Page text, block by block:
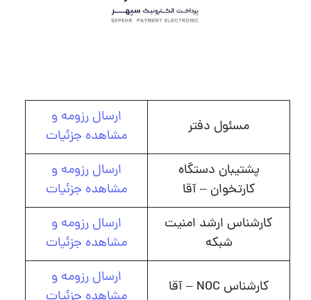
مسئول دفتر
ارسال رزومه و
مشاهده جزئیات
پشتیبان دستگاه
کارتخوان – آقا
ارسال رزومه و
مشاهده جزئیات
کارشناس ارشد امنیت
شبکه
ارسال رزومه و
مشاهده جزئیات
کارشناس NOC – آقا
ارسال رزومه و